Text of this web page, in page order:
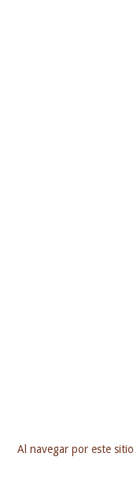
Al navegar por este sitio